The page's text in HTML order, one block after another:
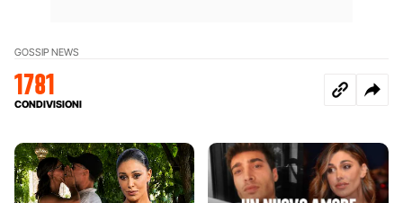
GOSSIP NEWS
1781
CONDIVISIONI